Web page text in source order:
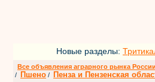
Новые разделы:
Все объявления аграрного рынка России
/
Пшено / Пенза и Пензенская